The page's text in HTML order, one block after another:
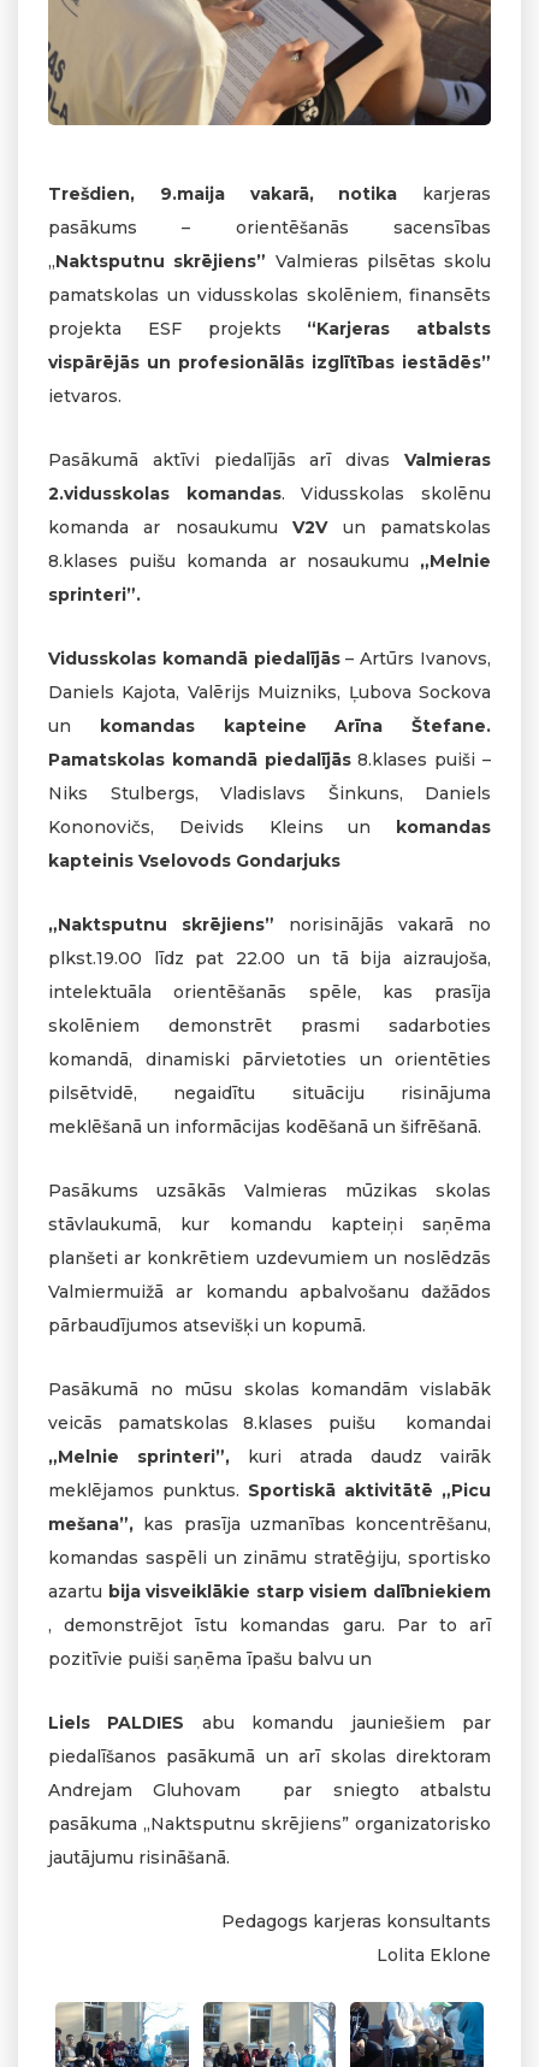
Trešdien, 9.maija vakarā, notika karjeras
pasākums – orientēšanās sacensības
„Naktsputnu skrējiens” Valmieras pilsētas skolu
pamatskolas un vidusskolas skolēniem, finansēts
projekta ESF projekts “Karjeras atbalsts
vispārējās un profesionālās izglītības iestādēs”
ietvaros.
Pasākumā aktīvi piedalījās arī divas Valmieras
2.vidusskolas komandas. Vidusskolas skolēnu
komanda ar nosaukumuV2Vun pamatskolas
8.klases puišu komanda ar nosaukumu „Melnie
sprinteri”.
Vidusskolas komandā piedalījās– Artūrs Ivanovs,
Daniels Kajota, Valērijs Muizniks, Ļubova Sockova
un komandas kapteine Arīna Štefane.
Pamatskolas komandā piedalījās8.klases puiši –
Niks Stulbergs, Vladislavs Šinkuns, Daniels
Kononovičs, Deivids Kleins un komandas
kapteinis Vselovods Gondarjuks
„Naktsputnu skrējiens” norisinājās vakarā no
plkst.19.00 līdz pat 22.00 un tā bija aizraujoša,
intelektuāla orientēšanās spēle, kas prasīja
skolēniem demonstrēt prasmi sadarboties
komandā, dinamiski pārvietoties un orientēties
pilsētvidē, negaidītu situāciju risinājuma
meklēšanā un informācijas kodēšanā un šifrēšanā.
Pasākums uzsākās Valmieras mūzikas skolas
stāvlaukumā, kur komandu kapteiņi saņēma
planšeti ar konkrētiem uzdevumiem un noslēdzās
Valmiermuižā ar komandu apbalvošanu dažādos
pārbaudījumos atsevišķi un kopumā.
Pasākumā no mūsu skolas komandām vislabāk
veicās pamatskolas 8.klases puišu komandai
„Melnie sprinteri”, kuri atrada daudz vairāk
meklējamos punktus. Sportiskā aktivitātē „Picu
mešana”, kas prasīja uzmanības koncentrēšanu,
komandas saspēli un zināmu stratēģiju, sportisko
azartu bija visveiklākie starp visiem dalībniekiem
, demonstrējot īstu komandas garu. Par to arī
pozitīvie puiši saņēma īpašu balvu un
Liels PALDIES abu komandu jauniešiem par
piedalīšanos pasākumā un arī skolas direktoram
Andrejam Gluhovam par sniegto atbalstu
pasākuma „Naktsputnu skrējiens” organizatorisko
jautājumu risināšanā.
Pedagogs karjeras konsultants
Lolita Eklone